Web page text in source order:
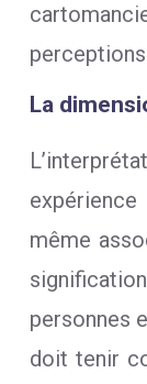
La
même
personnes
doit tenir